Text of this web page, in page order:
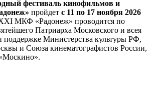
фестиваль кинофильмов и
пройдет с 11 по 17 ноября 2026
МКФ «Радонеж» проводится по
Патриарха Московского и всея
поддержке Министерства культуры РФ,
и Союза кинематографистов России,